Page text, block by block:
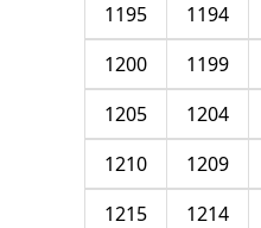
1194
1195
1199
1200
1204
1205
1209
1210
1214
1215